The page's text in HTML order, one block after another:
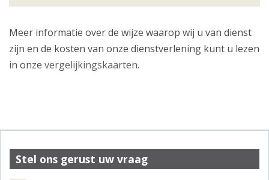
Meer informatie over de wijze waarop wij u van dienst
zijn en de kosten van onze dienstverlening kunt u lezen
in onze vergelijkingskaarten.
Stel ons gerust uw vraag